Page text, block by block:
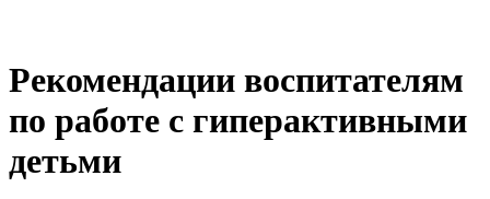
Рекомендации воспитателям
по работе с гиперактивными
детьми